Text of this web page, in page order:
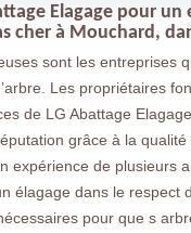
Elagage pour un
cher à Mouchard,
sont les entreprises
Les propriétaires
de LG Abattage
grâce à la qualité
expérience de plusieurs
élagage dans le respect
pour que s